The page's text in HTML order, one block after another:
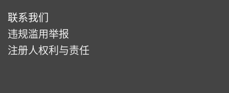
联系我们
违规滥用举报
注册人权利与责任